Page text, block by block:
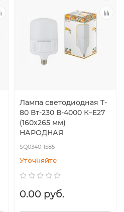
Лампа светодиодная T-
80 Вт-230 В-4000 К–E27
(160x265 мм)
НАРОДНАЯ
SQ0340-1585
Уточняйте
0.00 руб.